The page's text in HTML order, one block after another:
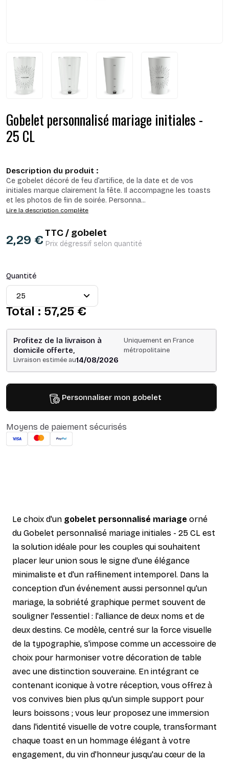
Gobelet personnalisé mariage initiales -
25 CL
Description du produit :
Ce gobelet décoré de feu d’artifice, de la date et de vos
initiales marque clairement la fête. Il accompagne les toasts
et les photos de fin de soirée. Personna...
Lire la description complète
2,29 €
TTC / gobelet
Prix dégressif selon quantité
Quantité
Total : 57,25 €
Profitez de la livraison à
domicile offerte,
Uniquement en France
métropolitaine
Livraison estimée au14/08/2026
Personnaliser mon gobelet
Moyens de paiement sécurisés
Le choix d'un gobelet personnalisé mariage orné
du Gobelet personnalisé mariage initiales - 25 CL est
la solution idéale pour les couples qui souhaitent
placer leur union sous le signe d'une élégance
minimaliste et d'un raffinement intemporel. Dans la
conception d'un événement aussi personnel qu'un
mariage, la sobriété graphique permet souvent de
souligner l'essentiel : l'alliance de deux noms et de
deux destins. Ce modèle, centré sur la force visuelle
de la typographie, s'impose comme un accessoire de
choix pour harmoniser votre décoration de table
avec une distinction souveraine. En intégrant ce
contenant iconique à votre réception, vous offrez à
vos convives bien plus qu'un simple support pour
leurs boissons ; vous leur proposez une immersion
dans l'identité visuelle de votre couple, transformant
chaque toast en un hommage élégant à votre
engagement, du vin d'honneur jusqu'au cœur de la